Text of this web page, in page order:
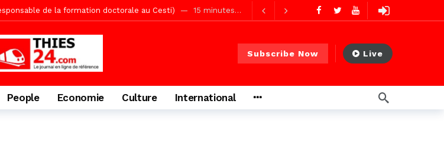
de la formation doctorale au Cesti) 15 minutes ago
de 600 minibus
en provenance de Touba
18 Safar a péri dans un accident 1 jour ago
au coeur des priorités 1 jour ago
annoncées pour une réussite
Subscribe Now Live
People Economie Culture International